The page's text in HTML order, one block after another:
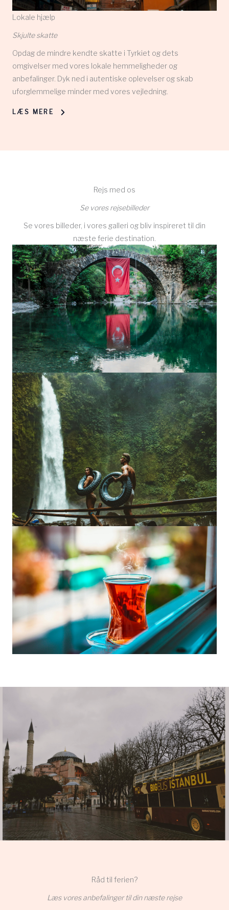
Lokale hjælp
Skjulte skatte
Opdag de mindre kendte skatte i Tyrkiet og dets
omgivelser med vores lokale hemmeligheder og
anbefalinger. Dyk ned i autentiske oplevelser og skab
uforglemmelige minder med vores vejledning.
LÆS MERE
Rejs med os
Se vores rejsebilleder
Se vores billeder, i vores galleri og bliv inspireret til din
næste ferie destination.
Råd til ferien?
Læs vores anbefalinger til din næste rejse